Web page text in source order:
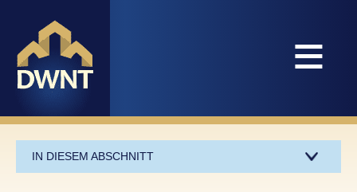
≡
IN DIESEM ABSCHNITT